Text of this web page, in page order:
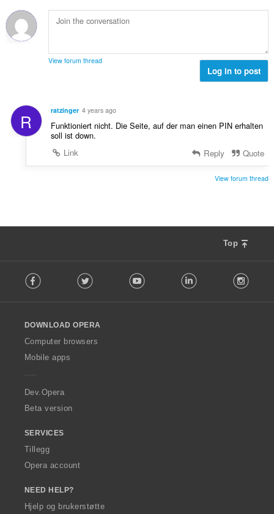
g
e
e
n
g
l
v
d
n
g
a
n
l
r
e
n
View forum thread
Log in to post
R ratzinger 4 years ago
Funktioniert nicht. Die Seite, auf der man einen PIN erhalten
soll ist down.
Link
Reply Quote
View forum thread
Top
o
w
O
p
a
Facebook Twitter Youtube LinkedIn
DOWNLOAD OPERA
Computer browsers
Mobile apps
Dev.Opera
Beta version
SERVICES
Tillegg
Opera account
NEED HELP?
Hjelp og brukerstøtte